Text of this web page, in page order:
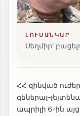
ԼՈՒՍԱՆԿԱՐ
Սեղմիր՝
ՀՀ զինված
գեներալ-
ապրիլի 6-ին